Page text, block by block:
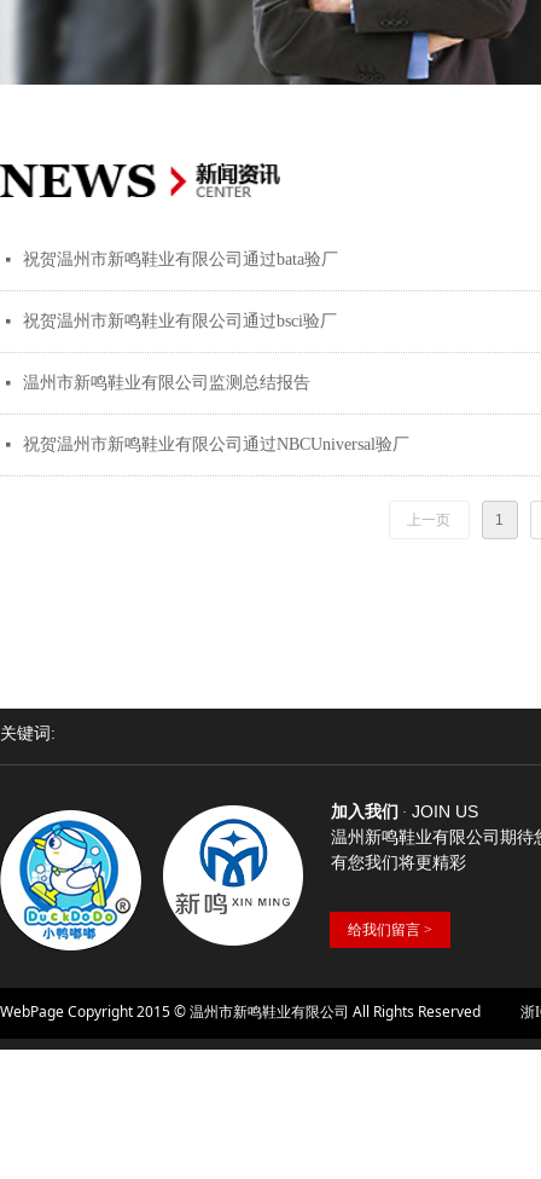
넷 祝贺温州市新鸣鞋业有限公司通过bata验厂
넷 祝贺温州市新鸣鞋业有限公司通过bsci验厂
넷 温州市新鸣鞋业有限公司监测总结报告
넷 祝贺温州市新鸣鞋业有限公司通过NBCUniversal验厂
上一页 1
WebPage Copyright 2015 © 温州市新鸣鞋业有限公司 All Rights Reserved 浙ICP
关键词:
加入我们 · JOIN US
温州新鸣鞋业有限公司期待
有您我们将更精彩
给我们留言 >